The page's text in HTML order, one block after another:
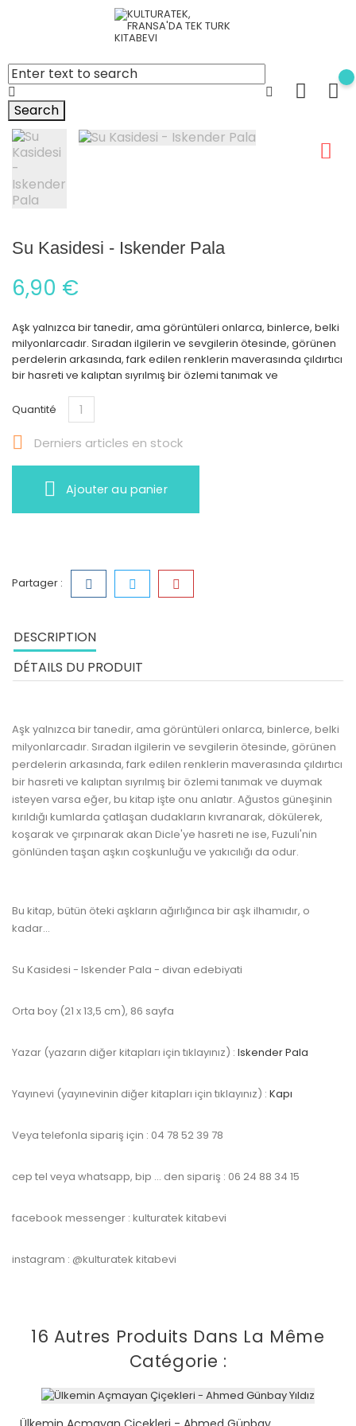
Search
Su Kasidesi - Iskender Pala
6,90 €
Aşk yalnızca bir tanedir, ama görüntüleri onlarca, binlerce, belki
milyonlarcadır. Sıradan ilgilerin ve sevgilerin ötesinde, görünen
perdelerin arkasında, fark edilen renklerin maverasında çıldırtıcı
bir hasreti ve kalıptan sıyrılmış bir özlemi tanımak ve
Quantité
 Derniers articles en stock
Ajouter au panier
Partager :
DESCRIPTION
DÉTAILS DU PRODUIT
Aşk yalnızca bir tanedir, ama görüntüleri onlarca, binlerce, belki
milyonlarcadır. Sıradan ilgilerin ve sevgilerin ötesinde, görünen
perdelerin arkasında, fark edilen renklerin maverasında çıldırtıcı
bir hasreti ve kalıptan sıyrılmış bir özlemi tanımak ve duymak
isteyen varsa eğer, bu kitap işte onu anlatır. Ağustos güneşinin
kırıldığı kumlarda çatlaşan dudakların kıvranarak, dökülerek,
koşarak ve çırpınarak akan Dicle'ye hasreti ne ise, Fuzuli'nin
gönlünden taşan aşkın coşkunluğu ve yakıcılığı da odur.
Bu kitap, bütün öteki aşkların ağırlığınca bir aşk ilhamıdır, o
kadar...
Su Kasidesi - Iskender Pala - divan edebiyati
Orta boy (21 x 13,5 cm), 86 sayfa
Yazar (yazarın diğer kitapları için tıklayınız) : Iskender Pala
Yayınevi (yayınevinin diğer kitapları için tıklayınız) : Kapı
Veya telefonla sipariş için : 04 78 52 39 78
cep tel veya whatsapp, bip … den sipariş : 06 24 88 34 15
facebook messenger : kulturatek kitabevi
instagram : @kulturatek kitabevi
16 Autres Produits Dans La Même
Catégorie :